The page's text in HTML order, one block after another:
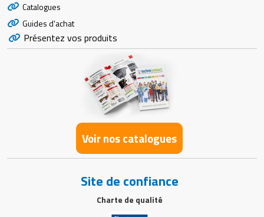
Catalogues
Guides d'achat
Présentez vos produits
Voir nos catalogues
Site de confiance
Charte de qualité